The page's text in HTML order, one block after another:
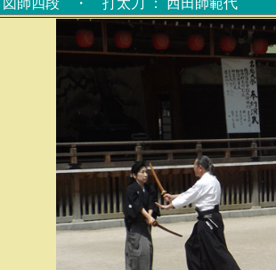
図師四段 ・ 打太刀 ： 西田師範